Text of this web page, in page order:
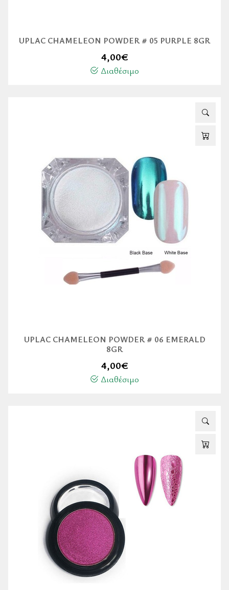
UPLAC CHAMELEON POWDER # 05 PURPLE 8GR
4,00€
Διαθέσιμο
UPLAC CHAMELEON POWDER # 06 EMERALD
8GR
4,00€
Διαθέσιμο